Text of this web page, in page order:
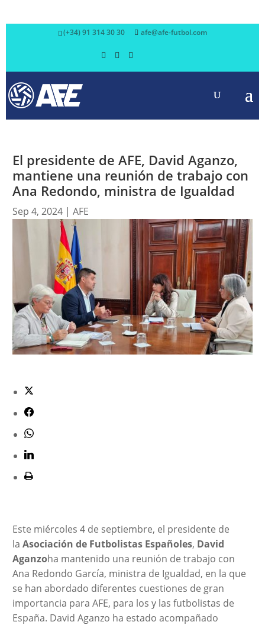
(+34) 91 314 30 30 afe@afe-futbol.com
El presidente de AFE, David Aganzo,
mantiene una reunión de trabajo con
Ana Redondo, ministra de Igualdad
Sep 4, 2024| AFE
Este miércoles 4 de septiembre, el presidente de
la Asociación de Futbolistas Españoles, David
Aganzoha mantenido una reunión de trabajo con
Ana Redondo García, ministra de Igualdad, en la que
se han abordado diferentes cuestiones de gran
importancia para AFE, para los y las futbolistas de
España. David Aganzo ha estado acompañado